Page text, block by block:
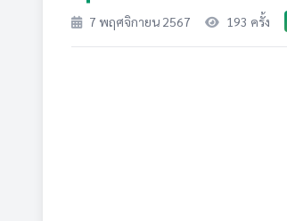
7 พฤศจิกายน 2567 193 ครั้ง